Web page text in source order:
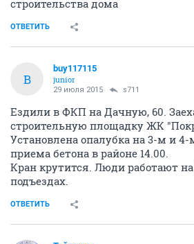
строительства дома
ОТВЕТИТЬ
B
buy117115
junior
29 июля 2015 s711
Ездили в ФКП на Дачную, 60.
строительную площадку ЖК
Установлена опалубка на 3-м и
приема бетона в районе 14.00.
Кран крутится. Люди работают
подъездах.
ОТВЕТИТЬ